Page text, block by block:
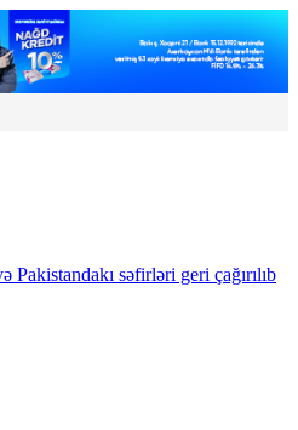
Pakistandakı səfirləri geri çağırılıb